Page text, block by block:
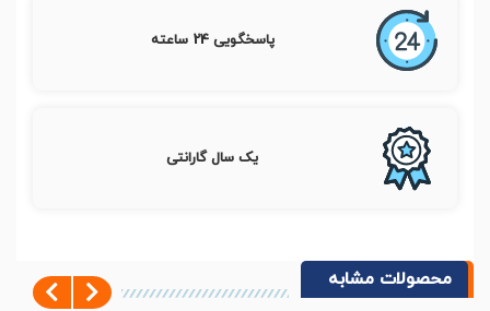
پاسخگویی 24 ساعته
یک سال گارانتی
محصولات مشابه Previous
Next